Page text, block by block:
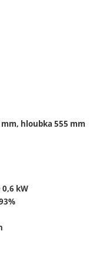
dotačním programu
asifon
jako ochrana
vysokou těsnost
hloubka 555 mm
kW